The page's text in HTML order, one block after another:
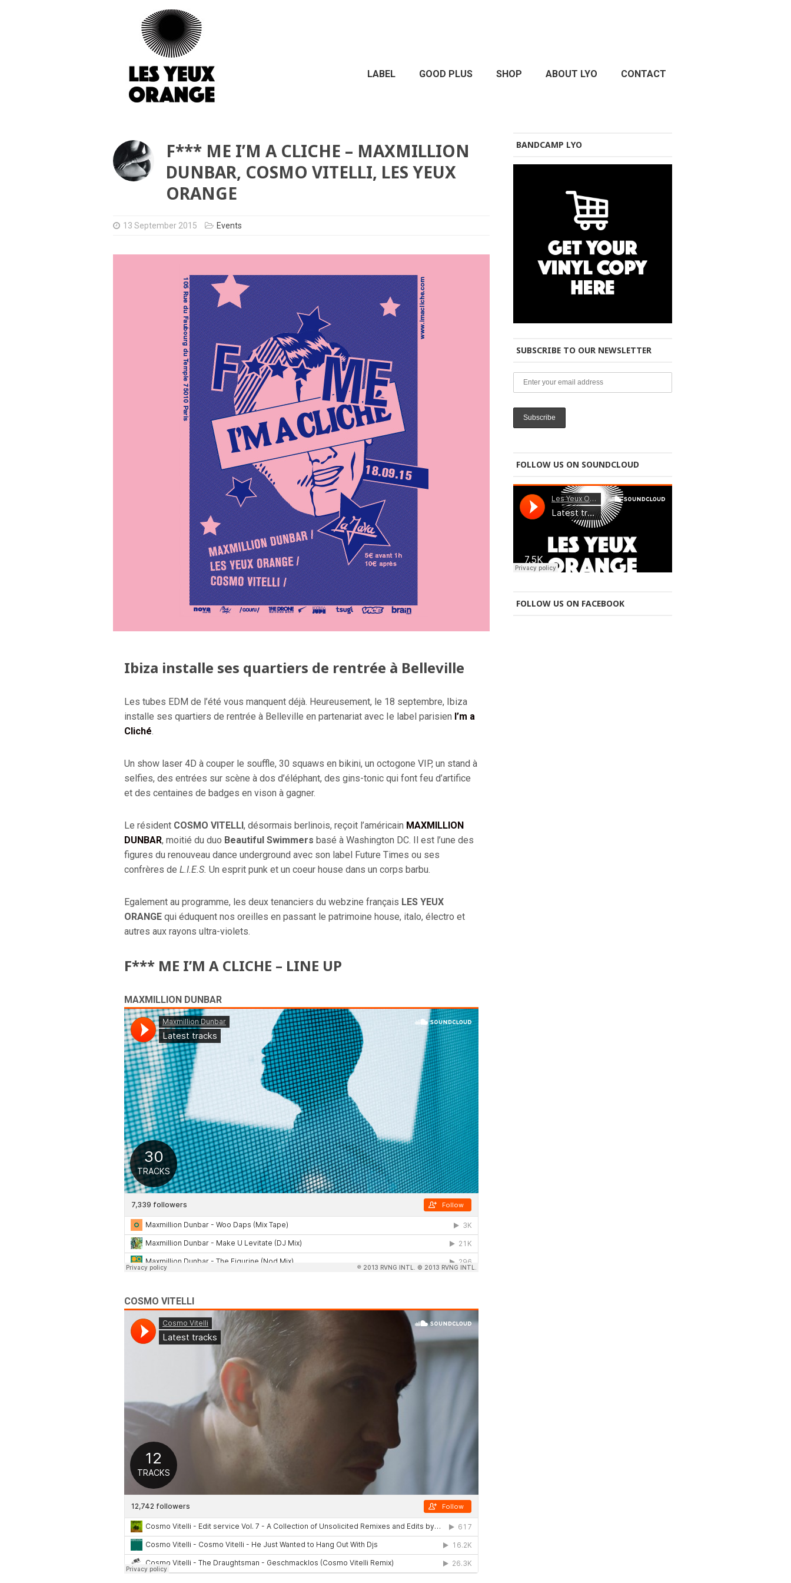
LABEL GOOD PLUS SHOP ABOUT LYO CONTACT
F*** ME I’M A CLICHE – MAXMILLION
DUNBAR, COSMO VITELLI, LES YEUX
ORANGE
13 September 2015 Events
Ibiza installe ses quartiers de rentrée à Belleville
Les tubes EDM de l’été vous manquent déjà. Heureusement, le 18 septembre, Ibiza
installe ses quartiers de rentrée à Belleville en partenariat avec Ie label parisien I’m a
Cliché.
Un show laser 4D à couper le souffle, 30 squaws en bikini, un octogone VIP, un stand à
selfies, des entrées sur scène à dos d’éléphant, des gins-tonic qui font feu d’artifice
et des centaines de badges en vison à gagner.
Le résident COSMO VITELLI, désormais berlinois, reçoit l’américain MAXMILLION
DUNBAR, moitié du duo Beautiful Swimmers basé à Washington DC. Il est l’une des
figures du renouveau dance underground avec son label Future Times ou ses
confrères deL.I.E.S. Un esprit punk et un coeur house dans un corps barbu.
Egalement au programme, les deux tenanciers du webzine français LES YEUX
ORANGE qui éduquent nos oreilles en passant le patrimoine house, italo, électro et
autres aux rayons ultra-violets.
F*** ME I’M A CLICHE – LINE UP
MAXMILLION DUNBAR
COSMO VITELLI
BANDCAMP LYO
SUBSCRIBE TO OUR NEWSLETTER
FOLLOW US ON SOUNDCLOUD
FOLLOW US ON FACEBOOK